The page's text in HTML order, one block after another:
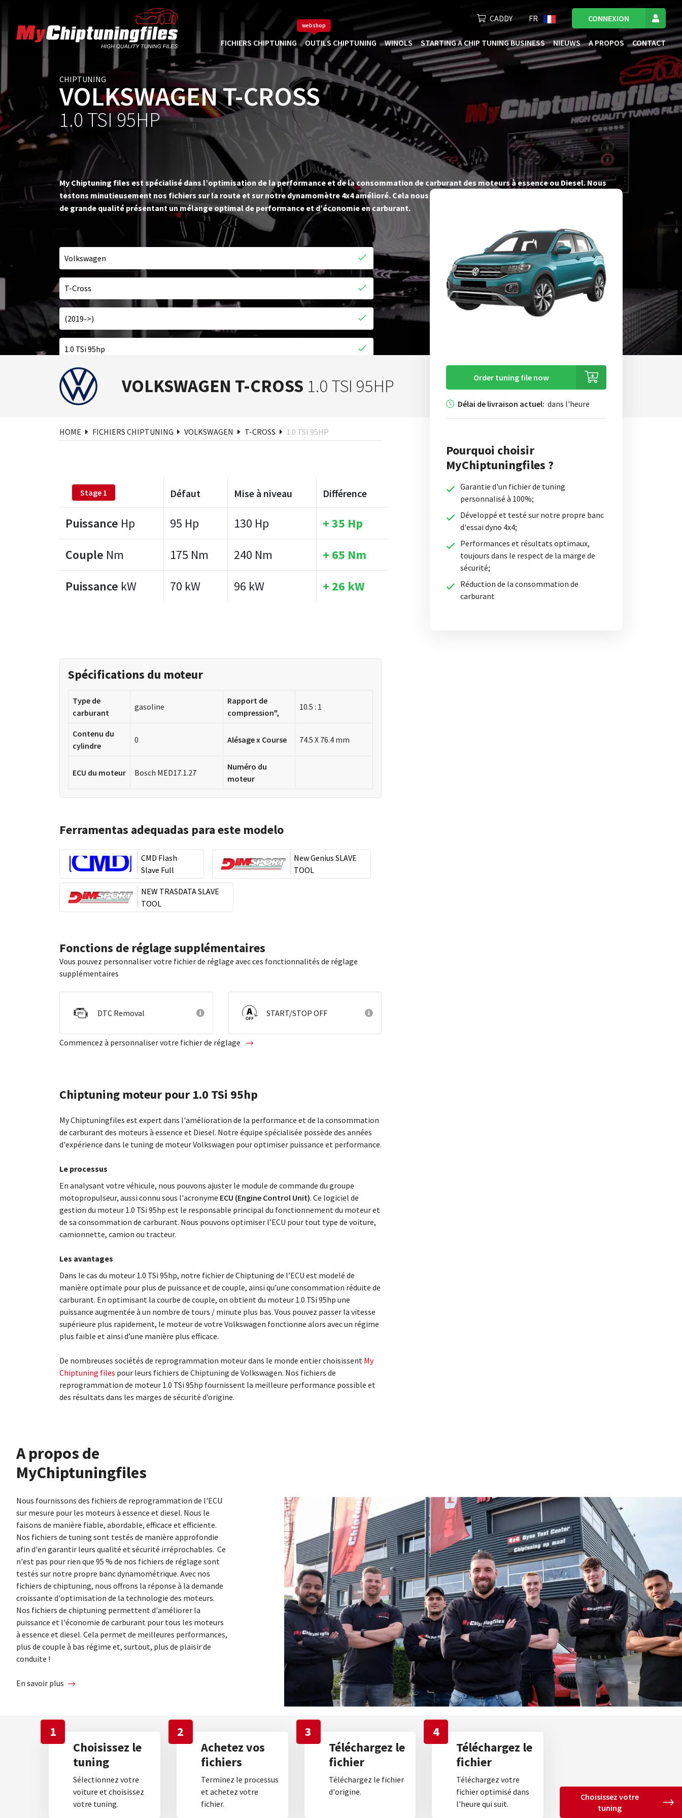
CADDY FR CONNEXION
FICHIERS CHIPTUNING OUTILS CHIPTUNING
webshop
WINOLS STARTING A CHIP TUNING BUSINESS NIEUWS A PROPOS CONTACT
CHIPTUNING
VOLKSWAGEN T-CROSS
1.0 TSI 95HP
My Chiptuning files est spécialisé dans l’optimisation de la performance et de la consommation de carburant des moteurs à essence ou Diesel. Nous
testons minutieusement nos fichiers sur la route et sur notre dynamomètre 4x4 amélioré. Cela nous permet de vous offrir des fichiers de tuning de l’ECU
de grande qualité présentant un mélange optimal de performance et d’économie en carburant.
Chercher Order tuning file now
Délai de livraison actuel: dans l'heure
Pourquoi choisir
MyChiptuningfiles ?
Garantie d'un fichier de tuning
personnalisé à 100%;
Développé et testé sur notre propre banc
d'essai dyno 4x4;
Performances et résultats optimaux,
toujours dans le respect de la marge de
sécurité;
Réduction de la consommation de
carburant
VOLKSWAGEN T-CROSS 1.0 TSI 95HP
HOME FICHIERS CHIPTUNING VOLKSWAGEN T-CROSS 1.0 TSI 95HP
Stage 1 Défaut Mise à niveau Différence
Puissance Hp 95 Hp 130 Hp
+ 35 Hp
Couple Nm 175 Nm 240 Nm
+ 65 Nm
Puissance kW 70 kW 96 kW + 26 kW
Spécifications du moteur
Type de
carburant
gasoline
Rapport de
compression",
10.5 : 1
Contenu du
cylindre
0 Alésage x Course 74.5 X 76.4 mm
ECU du moteur Bosch MED17.1.27
Numéro du
moteur
Ferramentas adequadas para este modelo
CMD Flash
Slave Full
New Genius SLAVE
TOOL
NEW TRASDATA SLAVE
TOOL
Fonctions de réglage supplémentaires
Vous pouvez personnaliser votre fichier de réglage avec ces fonctionnalités de réglage
supplémentaires
DTC Removal START/STOP OFF
Commencez à personnaliser votre fichier de réglage
Chiptuning moteur pour 1.0 TSi 95hp
My Chiptuningfiles est expert dans l'amélioration de la performance et de la consommation
de carburant des moteurs à essence et Diesel. Notre équipe spécialisée possède des années
d'expérience dans le tuning de moteur Volkswagen pour optimiser puissance et performance.
Le processus
En analysant votre véhicule, nous pouvons ajuster le module de commande du groupe
motopropulseur, aussi connu sous l'acronyme ECU (Engine Control Unit). Ce logiciel de
gestion du moteur 1.0 TSi 95hp est le responsable principal du fonctionnement du moteur et
de sa consommation de carburant. Nous pouvons optimiser l’ECU pour tout type de voiture,
camionnette, camion ou tracteur.
Les avantages
Dans le cas du moteur 1.0 TSi 95hp, notre fichier de Chiptuning de l’ECU est modelé de
manière optimale pour plus de puissance et de couple, ainsi qu’une consommation réduite de
carburant. En optimisant la courbe de couple, on obtient du moteur 1.0 TSi 95hp une
puissance augmentée à un nombre de tours / minute plus bas. Vous pouvez passer la vitesse
supérieure plus rapidement, le moteur de votre Volkswagen fonctionne alors avec un régime
plus faible et ainsi d’une manière plus efficace.
De nombreuses sociétés de reprogrammation moteur dans le monde entier choisissent My
Chiptuning files pour leurs fichiers de Chiptuning de Volkswagen. Nos fichiers de
reprogrammation de moteur 1.0 TSi 95hp fournissent la meilleure performance possible et
des résultats dans les marges de sécurité d’origine.
À propos de
MyChiptuningfiles
Nous fournissons des fichiers de reprogrammation de l'ECU
sur mesure pour les moteurs à essence et diesel. Nous le
faisons de manière fiable, abordable, efficace et efficiente.
Nos fichiers de tuning sont testés de manière approfondie
afin d'en garantir leurs qualité et sécurité irréprochables. Ce
n'est pas pour rien que 95 % de nos fichiers de réglage sont
testés sur notre propre banc dynamométrique. Avec nos
fichiers de chiptuning, nous offrons la réponse à la demande
croissante d'optimisation de la technologie des moteurs.
Nos fichiers de chiptuning permettent d'améliorer la
puissance et l'économie de carburant pour tous les moteurs
à essence et diesel. Cela permet de meilleures performances,
plus de couple à bas régime et, surtout, plus de plaisir de
conduite !
En savoir plus
1
Choisissez le
tuning
Sélectionnez votre
voiture et choisissez
votre tuning.
2
Achetez vos
fichiers
Terminez le processus
et achetez votre
fichier.
3
Téléchargez le
fichier
Téléchargez le fichier
d'origine.
4
Téléchargez le
fichier
Téléchargez votre
fichier optimisé dans
l'heure qui suit.
Choisissez votre
tuning